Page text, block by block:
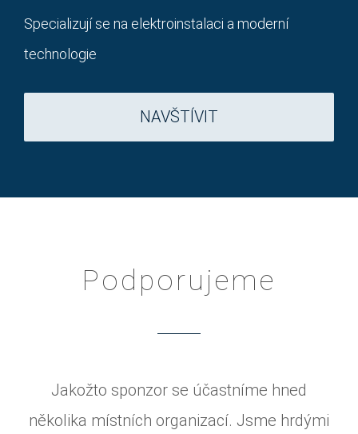
Specializují se na elektroinstalaci a moderní
technologie
NAVŠTÍVIT
Podporujeme
Jakožto sponzor se účastníme hned
několika místních organizací. Jsme hrdými